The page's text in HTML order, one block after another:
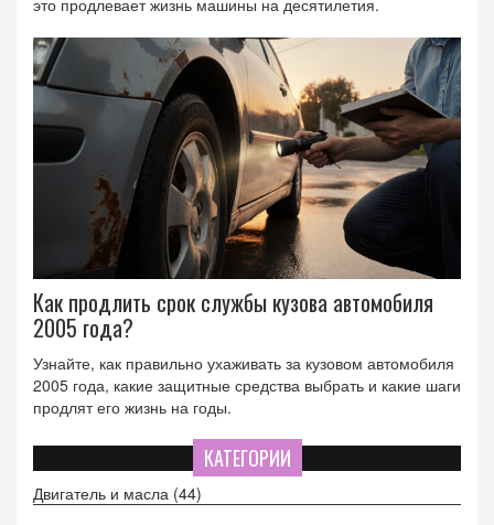
это продлевает жизнь машины на десятилетия.
Как продлить срок службы кузова автомобиля
2005 года?
Узнайте, как правильно ухаживать за кузовом автомобиля
2005 года, какие защитные средства выбрать и какие шаги
продлят его жизнь на годы.
КАТЕГОРИИ
Двигатель и масла (44)